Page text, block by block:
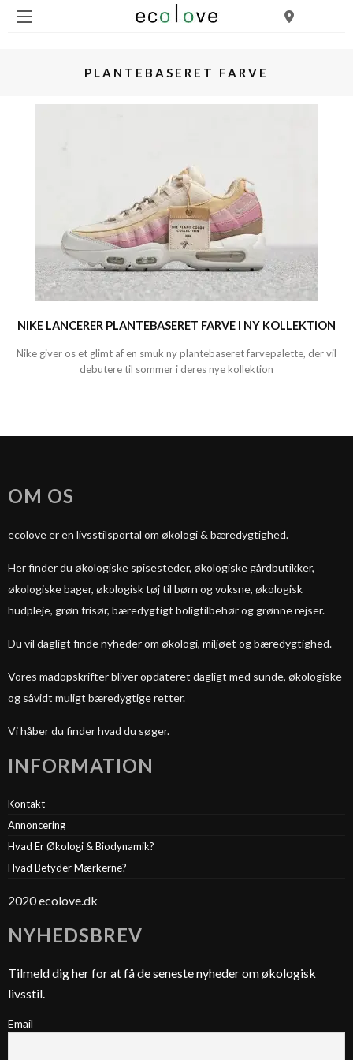
PLANTEBASERET FARVE
NIKE LANCERER PLANTEBASERET FARVE I NY KOLLEKTION
Nike giver os et glimt af en smuk ny plantebaseret farvepalette, der vil
debutere til sommer i deres nye kollektion
OM OS
ecolove er en livsstilsportal om økologi & bæredygtighed.
Her finder du økologiske spisesteder, økologiske gårdbutikker,
økologiske bager, økologisk tøj til børn og voksne, økologisk
hudpleje, grøn frisør, bæredygtigt boligtilbehør og grønne rejser.
Du vil dagligt finde nyheder om økologi, miljøet og bæredygtighed.
Vores madopskrifter bliver opdateret dagligt med sunde, økologiske
og såvidt muligt bæredygtige retter.
Vi håber du finder hvad du søger.
INFORMATION
Kontakt
Annoncering
Hvad Er Økologi & Biodynamik?
Hvad Betyder Mærkerne?
2020 ecolove.dk
NYHEDSBREV
Tilmeld dig her for at få de seneste nyheder om økologisk
livsstil.
Email